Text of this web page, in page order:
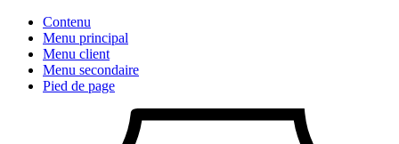
Contenu
Menu principal
Menu client
Menu secondaire
Pied de page